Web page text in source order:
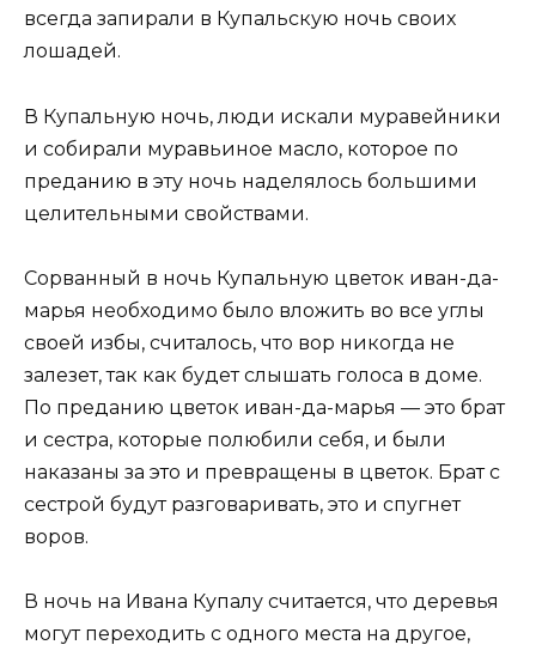
всегда запирали в Купальскую ночь своих
лошадей.
В Купальную ночь, люди искали муравейники
и собирали муравьиное масло, которое по
преданию в эту ночь наделялось большими
целительными свойствами.
Сорванный в ночь Купальную цветок иван-да-
марья необходимо было вложить во все углы
своей избы, считалось, что вор никогда не
залезет, так как будет слышать голоса в доме.
По преданию цветок иван-да-марья — это брат
и сестра, которые полюбили себя, и были
наказаны за это и превращены в цветок. Брат с
сестрой будут разговаривать, это и спугнет
воров.
В ночь на Ивана Купалу считается, что деревья
могут переходить с одного места на другое,